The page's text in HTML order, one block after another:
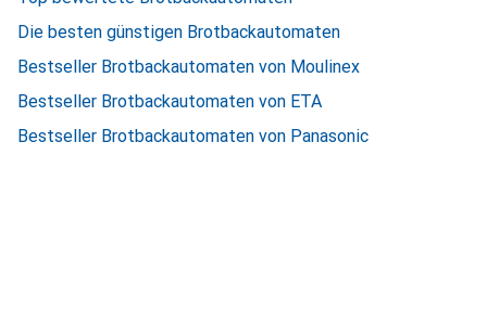
Die besten günstigen Brotbackautomaten
Bestseller Brotbackautomaten von Moulinex
Bestseller Brotbackautomaten von ETA
Bestseller Brotbackautomaten von Panasonic